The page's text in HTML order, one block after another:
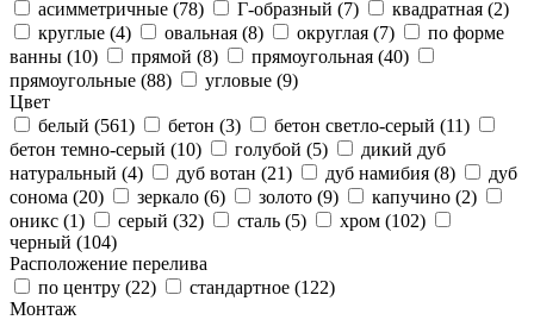
асимметричные (78) Г-образный (7) квадратная (2)
круглые (4) овальная (8) округлая (7)
по форме
ванны (10) прямой (8) прямоугольная (40)
прямоугольные (88) угловые (9)
Цвет
белый (561) бетон (3) бетон светло-серый (11)
бетон темно-серый (10) голубой (5)
дикий дуб
натуральный (4) дуб вотан (21) дуб намибия (8)
дуб
сонома (20) зеркало (6) золото (9) капучино (2)
оникс (1) серый (32) сталь (5) хром (102)
черный (104)
Расположение перелива
по центру (22) стандартное (122)
Монтаж